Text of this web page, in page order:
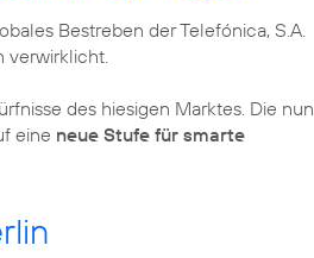
Bestreben der Telefónica, S.A.
verwirklicht.
des hiesigen Marktes. Die nun
eine neue Stufe für smarte